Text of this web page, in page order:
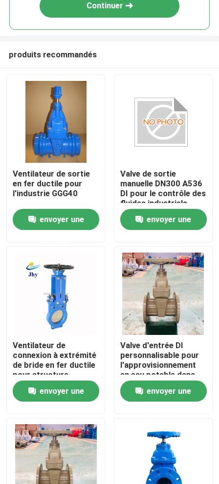
Maison
Des produits
Vidéos
À propos de nous
Visite de l'usine
Contrôle de qualité
Nous contacter
Cas
Soupape à vanne de DI
Continuer
produits recommandés
Ventilateur de sortie
en fer ductile pour
l'industrie GGG40
envoyer une
Valve de sortie
manuelle DN300 A536
DI pour le contrôle des
fluides industriels
envoyer une
Ventilateur de
connexion à extrémité
de bride en fer ductile
pour structure
envoyer une
Valve d'entrée DI
personnalisable pour
l'approvisionnement
en eau potable dans
les domaines
industrielsenvoyer une